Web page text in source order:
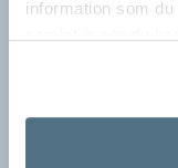
information som
Pronomen